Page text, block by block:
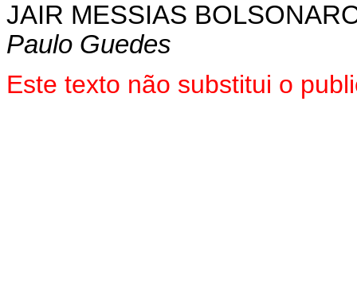
JAIR MESSIAS
Paulo Guedes
Este texto não substitui o